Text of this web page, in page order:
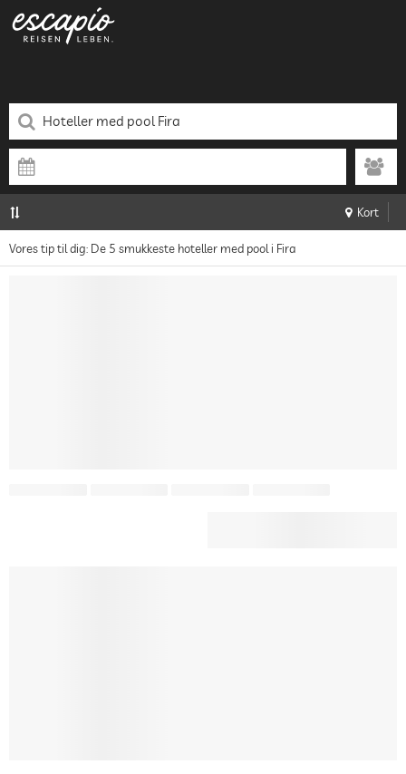
Kort
Vores tip til dig: De 5 smukkeste hoteller med pool i Fira